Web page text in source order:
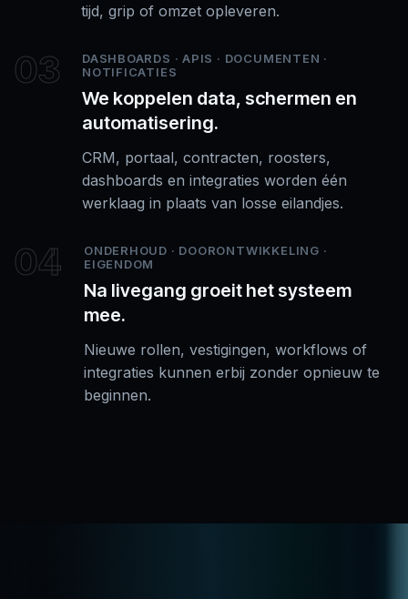
tijd, grip of omzet opleveren.
03
DASHBOARDS · APIS · DOCUMENTEN ·
NOTIFICATIES
We koppelen data, schermen en
automatisering.
CRM, portaal, contracten, roosters,
dashboards en integraties worden één
werklaag in plaats van losse eilandjes.
04
ONDERHOUD · DOORONTWIKKELING ·
EIGENDOM
Na livegang groeit het systeem
mee.
Nieuwe rollen, vestigingen, workflows of
integraties kunnen erbij zonder opnieuw te
beginnen.